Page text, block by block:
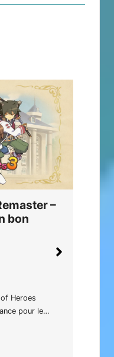
–
bon
Heroes
pour le…